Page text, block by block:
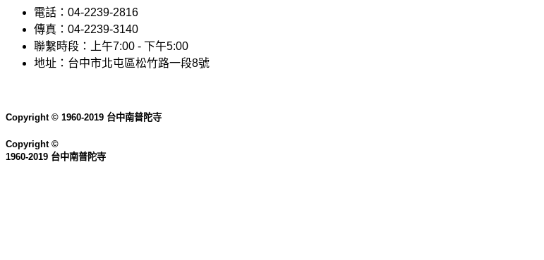
電話：04-2239-2816
傳真：04-2239-3140
聯繫時段：上午7:00 - 下午5:00
地址：台中市北屯區松竹路一段8號
Copyright © 1960-2019 台中南普陀寺
Copyright ©
1960-2019 台中南普陀寺